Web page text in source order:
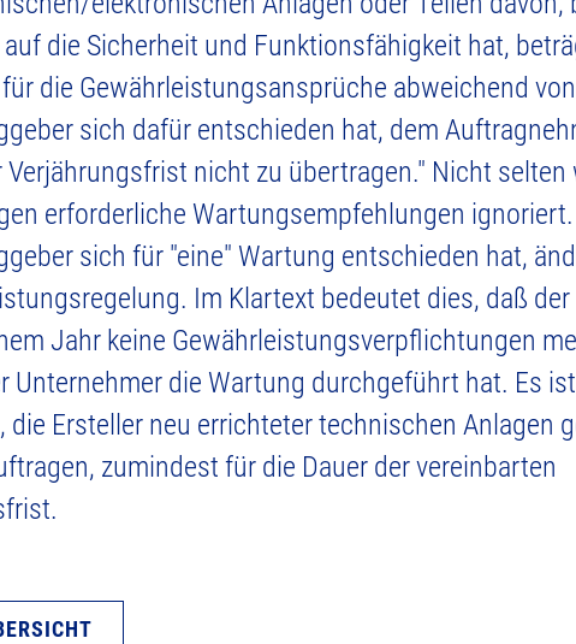
die Sicherheit und Funktionsfähigkeit hat,
die Gewährleistungsansprüche abweichend
sich dafür entschieden hat, dem
Verjährungsfrist nicht zu übertragen." Nicht selten
erforderliche Wartungsempfehlungen
sich für "eine" Wartung entschieden hat,
Im Klartext bedeutet dies, daß
Jahr keine Gewährleistungsverpflichtungen
Unternehmer die Wartung durchgeführt hat. Es
Ersteller neu errichteter technischen Anlagen
zumindest für die Dauer der vereinbarten